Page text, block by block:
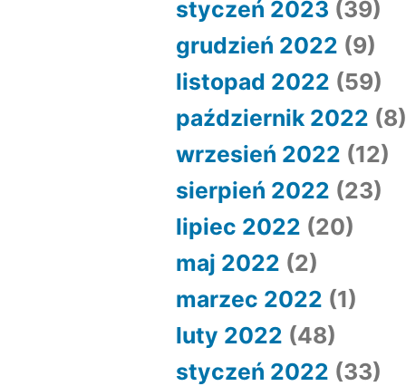
styczeń 2023 (39)
grudzień 2022 (9)
listopad 2022 (59)
październik 2022
wrzesień 2022 (12)
sierpień 2022 (23)
lipiec 2022 (20)
maj 2022 (2)
marzec 2022 (1)
luty 2022 (48)
styczeń 2022 (33)